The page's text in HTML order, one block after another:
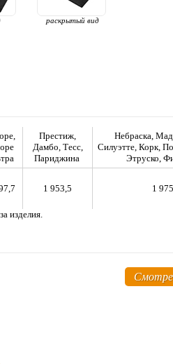
раскрытый вид
Престиж,
Дамбо, Тесс,
Париджина
Небраска,
Силуэтте, Корк,
Этруско,
1 953,5 1
изделия.